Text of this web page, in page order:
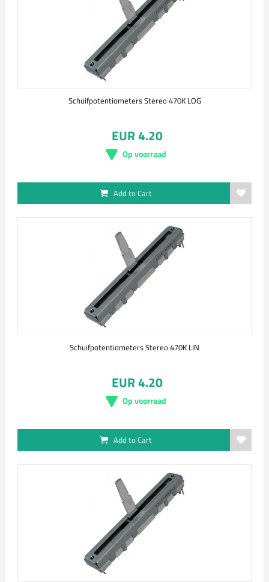
Schuifpotentiometers Stereo 470K LOG
EUR 4.20
Op voorraad
Add to Cart
Schuifpotentiometers Stereo 470K LIN
EUR 4.20
Op voorraad
Add to Cart